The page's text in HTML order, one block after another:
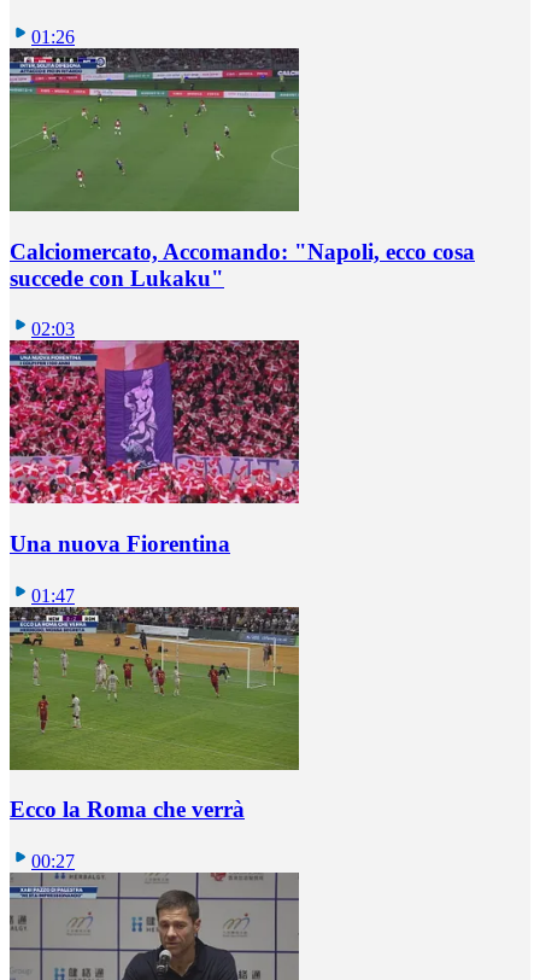
01:26
Calciomercato, Accomando: "Napoli, ecco cosa
succede con Lukaku"
02:03
Una nuova Fiorentina
01:47
Ecco la Roma che verrà
00:27